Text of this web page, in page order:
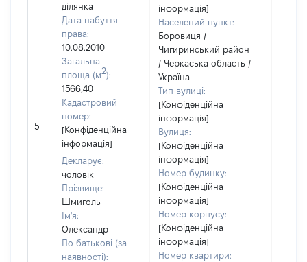
5
ділянка
Дата набуття
права:
10.08.2010
Загальна
площа (м2):
1566,40
Кадастровий
номер:
[Конфіденційна
інформація]
Декларує:
чоловік
Прізвище:
Шмиголь
Ім'я:
Олександр
По батькові (за
наявності):
інформація]
Населений пункт:
Боровиця /
Чигиринський район
/ Черкаська область /
Україна
Тип вулиці:
[Конфіденційна
інформація]
Вулиця:
[Конфіденційна
інформація]
Номер будинку:
[Конфіденційна
інформація]
Номер корпусу:
[Конфіденційна
інформація]
Номер квартири: